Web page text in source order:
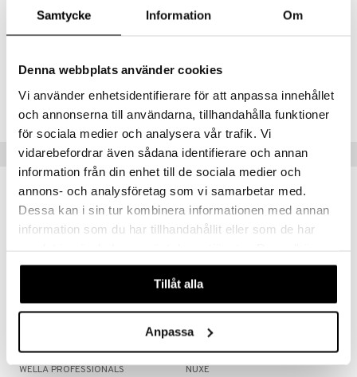
Samtycke Information Om
Denna webbplats använder cookies
Vi använder enhetsidentifierare för att anpassa innehållet
och annonserna till användarna, tillhandahålla funktioner
för sociala medier och analysera vår trafik. Vi
vidarebefordrar även sådana identifierare och annan
information från din enhet till de sociala medier och
annons- och analysföretag som vi samarbetar med.
Dessa kan i sin tur kombinera informationen med annan
information som du har tillhandahållit eller som de har
våra cookies vid fortsatt användande av vår webbplats.
Tillåt alla
Anpassa
TOCOPHERYL ACETATE, SODIUM BICARBONATE, GLYCERIN,
COCONUT ACID, DISODIUM TETRAPROPENYL SUCCINATE,
PARFUM, CI 42090, CI 16035, CI 19140
Suositut tuotteet
INVIGO SUN After Sun Cleansing Shampoo
WELLA PROFESSIONALS
-27%
Nuxe Hair Prodigieux High Shine Shampoo
NUXE